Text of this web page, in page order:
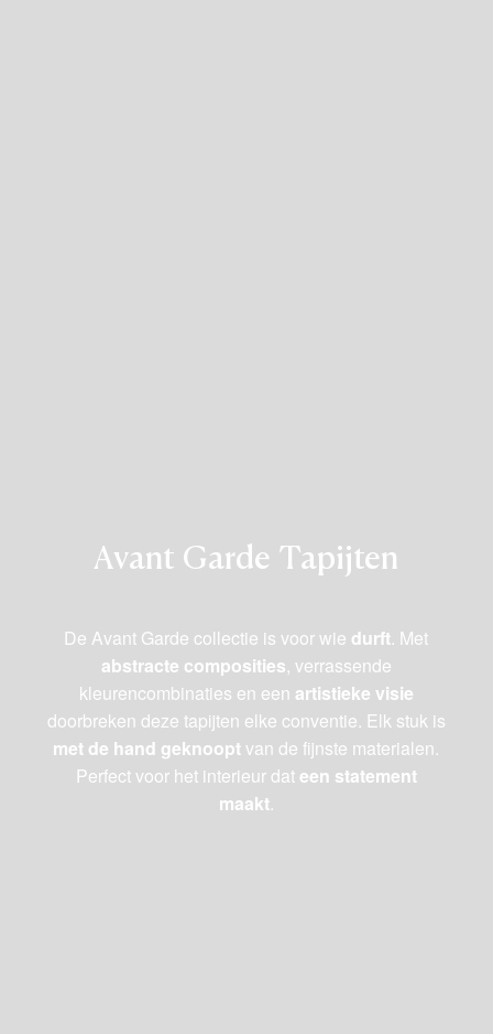
Avant Garde Tapijten
De Avant Garde collectie is voor wie durft. Met
abstracte composities, verrassende
kleurencombinaties en een artistieke visie
doorbreken deze tapijten elke conventie. Elk stuk is
met de hand geknooptvan de fijnste materialen.
Perfect voor het interieur dat een statement
maakt.